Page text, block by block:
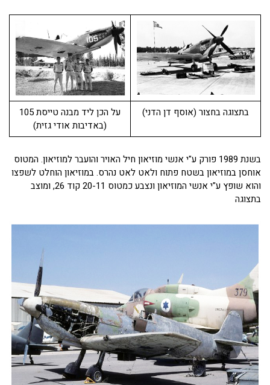
בתצוגה בחצור (אוסף דן הדני)
על הכן ליד מבנה טייסת 105
(באדיבות אודי גזית)
בשנת 1989 פורק ע"י אנשי מוזיאון חיל האויר והועבר למוזיאון. המטוס
אוחסן במוזיאון בשטח פתוח ולאט לאט נהרס. במוזיאון הוחלט לשפצו
והוא שופץ ע"י אנשי המוזיאון ונצבע כמטוס 20-11 קוד 26, ומוצב
בתצוגה